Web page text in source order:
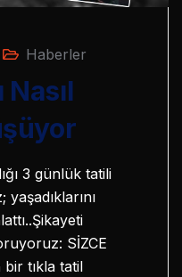
Haberler
Nasıl
3 günlük tatili
SİZCE
tıkla tatil